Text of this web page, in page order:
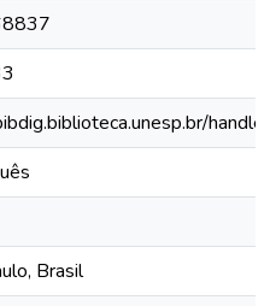
Brasil